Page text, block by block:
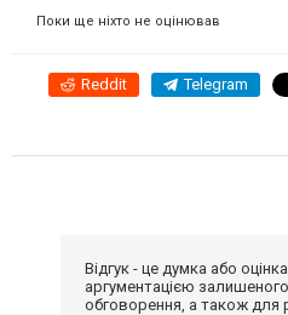
Поки ще ніхто не оцінював
Reddit Telegram
Відгук - це думка або
аргументацією
обговорення, а також для